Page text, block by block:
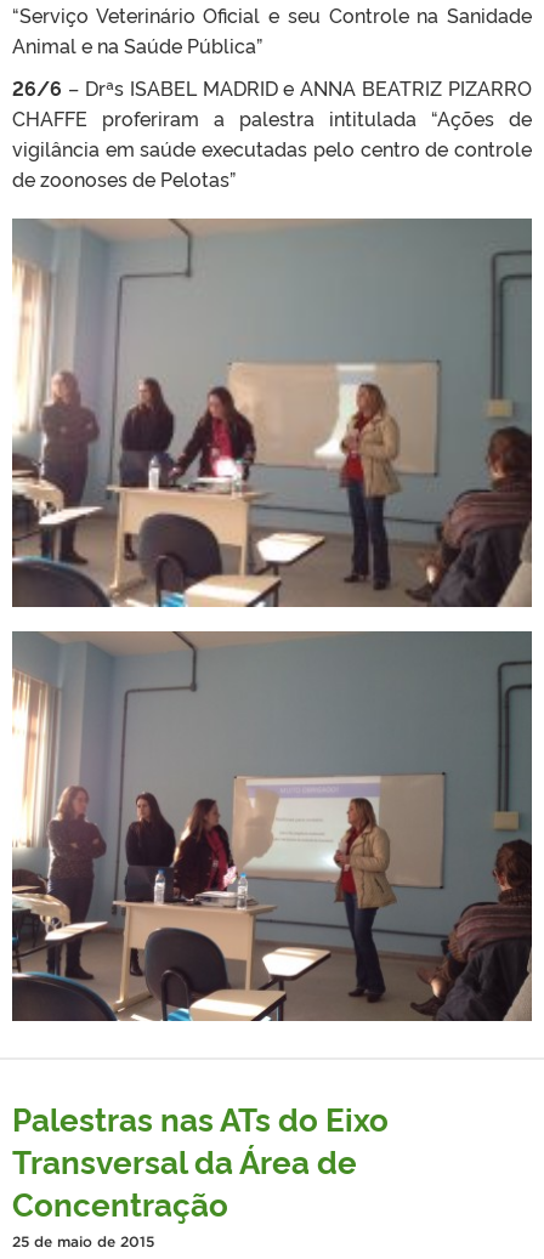
“Serviço Veterinário Oficial e seu Controle na Sanidade
Animal e na Saúde Pública”
26/6 – Drªs ISABEL MADRID e ANNA BEATRIZ PIZARRO
CHAFFE proferiram a palestra intitulada “Ações de
vigilância em saúde executadas pelo centro de controle
de zoonoses de Pelotas”
Palestras nas ATs do Eixo
Transversal da Área de
Concentração
25 de maio de 2015